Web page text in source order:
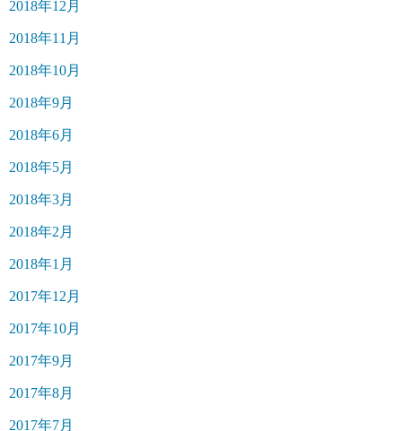
2018年12月
2018年11月
2018年10月
2018年9月
2018年6月
2018年5月
2018年3月
2018年2月
2018年1月
2017年12月
2017年10月
2017年9月
2017年8月
2017年7月